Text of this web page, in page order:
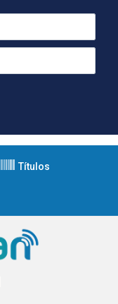
Títulos